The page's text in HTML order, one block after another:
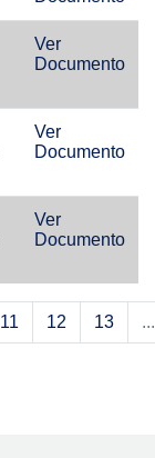
Ver
Documento
Ver
Documento
Ver
Documento
11 12 13 ...